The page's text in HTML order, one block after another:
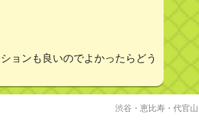
ョンも良いのでよかったらどう
渋谷・恵比寿・代官山